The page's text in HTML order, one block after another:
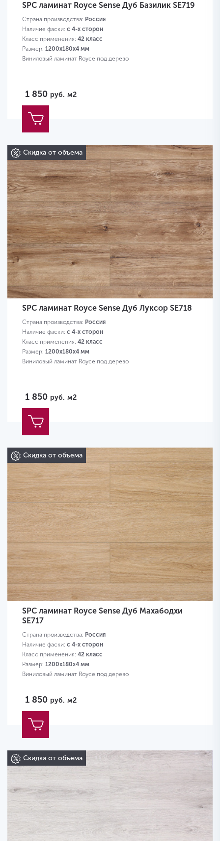
SPC ламинат Royce Sense Дуб Базилик SE719
Страна производства: Россия
Наличие фаски: с 4-х сторон
Класс применения: 42 класс
Размер: 1200х180х4 мм
Виниловый ламинат Royce под дерево
1 850 руб. м2
Скидка от объема
SPC ламинат Royce Sense Дуб Луксор SE718
Страна производства: Россия
Наличие фаски: с 4-х сторон
Класс применения: 42 класс
Размер: 1200х180х4 мм
Виниловый ламинат Royce под дерево
1 850 руб. м2
Скидка от объема
SPC ламинат Royce Sense Дуб Махабодхи
SE717
Страна производства: Россия
Наличие фаски: с 4-х сторон
Класс применения: 42 класс
Размер: 1200х180х4 мм
Виниловый ламинат Royce под дерево
1 850 руб. м2
Скидка от объема